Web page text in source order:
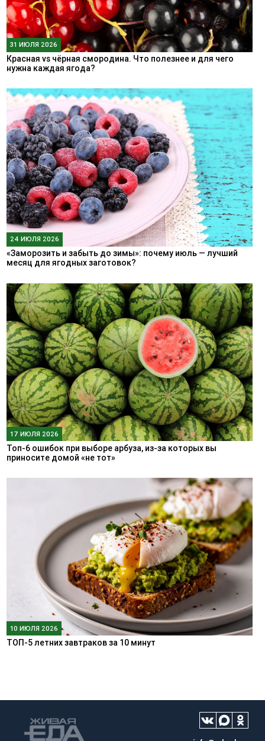
31 ИЮЛЯ 2026
Красная vs чёрная смородина. Что полезнее и для чего
нужна каждая ягода?
24 ИЮЛЯ 2026
«Заморозить и забыть до зимы»: почему июль — лучший
месяц для ягодных заготовок?
17 ИЮЛЯ 2026
Топ-6 ошибок при выборе арбуза, из-за которых вы
приносите домой «не тот»
10 ИЮЛЯ 2026
ТОП-5 летних завтраков за 10 минут